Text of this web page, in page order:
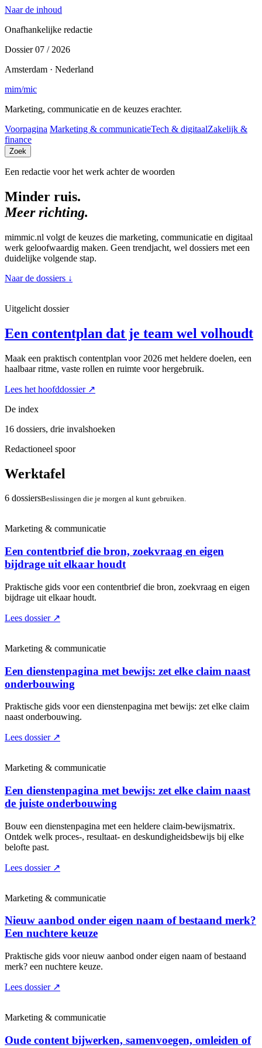
Naar de inhoud
Onafhankelijke redactie
Dossier 07 / 2026
Amsterdam · Nederland
mim/mic
Marketing, communicatie en de keuzes erachter.
Voorpagina Marketing & communicatieTech & digitaalZakelijk &
finance
Zoek
Een redactie voor het werk achter de woorden
Minder ruis.
Meer richting.
mimmic.nl volgt de keuzes die marketing, communicatie en digitaal
werk geloofwaardig maken. Geen trendjacht, wel dossiers met een
duidelijke volgende stap.
Naar de dossiers ↓
Uitgelicht dossier
Een contentplan dat je team wel volhoudt
Maak een praktisch contentplan voor 2026 met heldere doelen, een
haalbaar ritme, vaste rollen en ruimte voor hergebruik.
Lees het hoofddossier ↗
De index
16 dossiers, drie invalshoeken
Redactioneel spoor
Werktafel
6 dossiersBeslissingen die je morgen al kunt gebruiken.
Marketing & communicatie
Een contentbrief die bron, zoekvraag en eigen
bijdrage uit elkaar houdt
Praktische gids voor een contentbrief die bron, zoekvraag en eigen
bijdrage uit elkaar houdt.
Lees dossier ↗
Marketing & communicatie
Een dienstenpagina met bewijs: zet elke claim naast
onderbouwing
Praktische gids voor een dienstenpagina met bewijs: zet elke claim
naast onderbouwing.
Lees dossier ↗
Marketing & communicatie
Een dienstenpagina met bewijs: zet elke claim naast
de juiste onderbouwing
Bouw een dienstenpagina met een heldere claim-bewijsmatrix.
Ontdek welk proces-, resultaat- en deskundigheidsbewijs bij elke
belofte past.
Lees dossier ↗
Marketing & communicatie
Nieuw aanbod onder eigen naam of bestaand merk?
Een nuchtere keuze
Praktische gids voor nieuw aanbod onder eigen naam of bestaand
merk? een nuchtere keuze.
Lees dossier ↗
Marketing & communicatie
Oude content bijwerken, samenvoegen, omleiden of